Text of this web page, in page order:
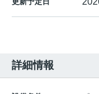
詳細情報